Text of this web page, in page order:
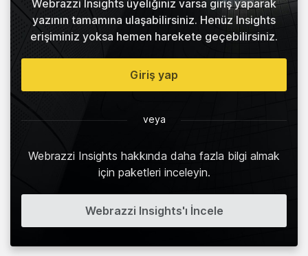
Webrazzi Insights üyeliğiniz varsa giriş yaparak
yazının tamamına ulaşabilirsiniz. Henüz Insights
erişiminiz yoksa hemen harekete geçebilirsiniz.
Giriş yap
veya
Webrazzi Insights hakkında daha fazla bilgi almak
için paketleri inceleyin.
Webrazzi Insights'ı İncele